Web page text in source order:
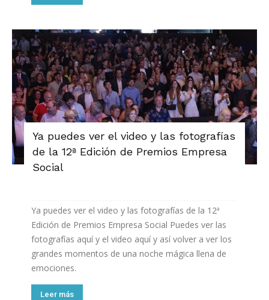
Ya puedes ver el video y las fotografías
de la 12ª Edición de Premios Empresa
Social
Ya puedes ver el video y las fotografías de la 12ª
Edición de Premios Empresa Social Puedes ver las
fotografías aquí y el video aquí y así volver a ver los
grandes momentos de una noche mágica llena de
emociones.
Leer más